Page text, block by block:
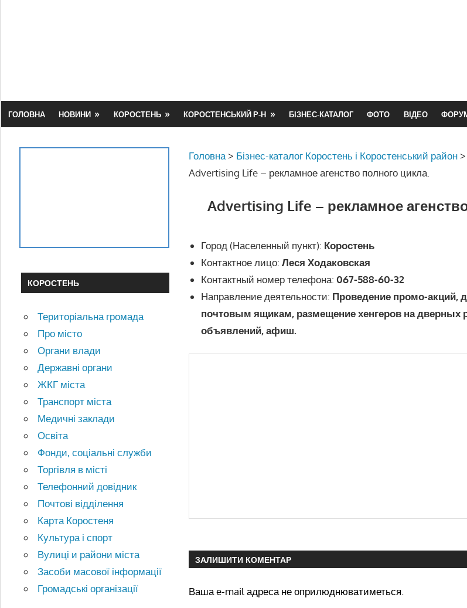
ГОЛОВНА НОВИНИ КОРОСТЕНЬ КОРОСТЕНСЬКИЙ Р-Н БІЗНЕС-КАТАЛОГ ФОТО ВІДЕО
Головна > Бізнес-каталог Коростень і Коростенський район >
Advertising Life – рекламное агенство полного цикла.
Advertising Life – рекламное
Город (Населенный пункт): Коростень
Контактное лицо: Леся Ходаковская
Контактный номер телефона: 067-588-60-32
Направление деятельности: Проведение промо-акций,
почтовым ящикам, размещение хенгеров на дверных
объявлений, афиш.
ЗАЛИШИТИ КОМЕНТАР
Ваша e-mail адреса не оприлюднюватиметься.
КОРОСТЕНЬ
Територіальна громада
Про місто
Органи влади
Державні органи
ЖКГ міста
Транспорт міста
Медичні заклади
Освіта
Фонди, соціальні служби
Торгівля в місті
Телефонний довідник
Почтові відділення
Карта Коростеня
Культура і спорт
Вулиці и райони міста
Засоби масової інформації
Громадські організації